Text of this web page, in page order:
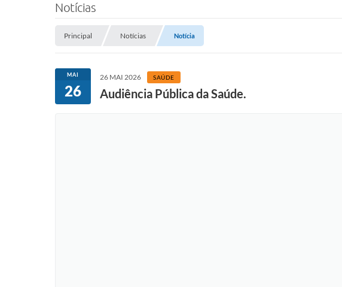
Notícias
Principal Notícias Notícia
MAI
26
26 MAI 2026 SAÚDE
Audiência Pública da Saúde.